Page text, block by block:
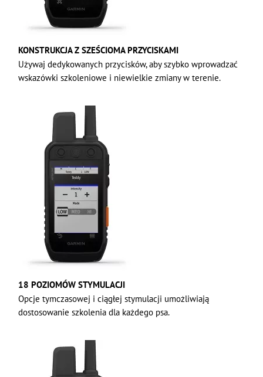
KONSTRUKCJA Z SZEŚCIOMA PRZYCISKAMI
Używaj dedykowanych przycisków, aby szybko wprowadzać
wskazówki szkoleniowe i niewielkie zmiany w terenie.
18 POZIOMÓW STYMULACJI
Opcje tymczasowej i ciągłej stymulacji umożliwiają
dostosowanie szkolenia dla każdego psa.